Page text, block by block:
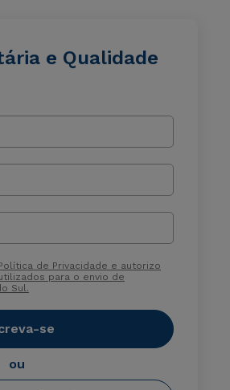
e Qualidade
de Privacidade e autorizo
para o envio de
Sul.
se
ou